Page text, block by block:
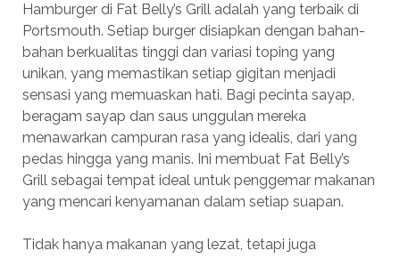
Hamburger di Fat Belly’s Grill adalah yang terbaik di
Portsmouth. Setiap burger disiapkan dengan bahan-
bahan berkualitas tinggi dan variasi toping yang
unikan, yang memastikan setiap gigitan menjadi
sensasi yang memuaskan hati. Bagi pecinta sayap,
beragam sayap dan saus unggulan mereka
menawarkan campuran rasa yang idealis, dari yang
pedas hingga yang manis. Ini membuat Fat Belly’s
Grill sebagai tempat ideal untuk penggemar makanan
yang mencari kenyamanan dalam setiap suapan.
Tidak hanya makanan yang lezat, tetapi juga